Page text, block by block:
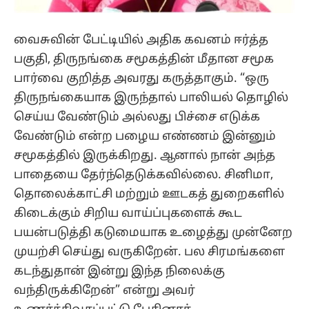
வைசுவின் பேட்டியில் அதிக கவனம் ஈர்த்த
பகுதி, திருநங்கை சமூகத்தின் மீதான சமூக
பார்வை குறித்த அவரது கருத்தாகும். “ஒரு
திருநங்கையாக இருந்தால் பாலியல் தொழில்
செய்ய வேண்டும் அல்லது பிச்சை எடுக்க
வேண்டும் என்ற பழைய எண்ணம் இன்னும்
சமூகத்தில் இருக்கிறது. ஆனால் நான் அந்த
பாதையை தேர்ந்தெடுக்கவில்லை. சினிமா,
தொலைக்காட்சி மற்றும் ஊடகத் துறைகளில்
கிடைக்கும் சிறிய வாய்ப்புகளைக் கூட
பயன்படுத்தி கடுமையாக உழைத்து முன்னேற
முயற்சி செய்து வருகிறேன். பல சிரமங்களை
கடந்துதான் இன்று இந்த நிலைக்கு
வந்திருக்கிறேன்” என்று அவர்